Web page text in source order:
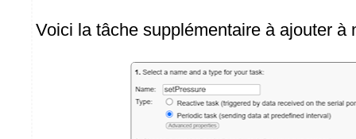
Voici la tâche supplémentaire à ajouter à